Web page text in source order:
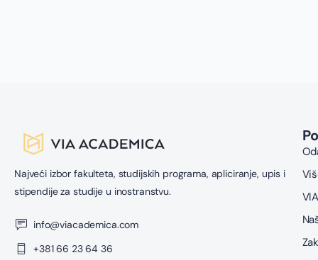
Najveći izbor fakulteta, studijskih programa, apliciranje, upis i
stipendije za studije u inostranstvu.
info@viacademica.com
+381 66 23 64 36